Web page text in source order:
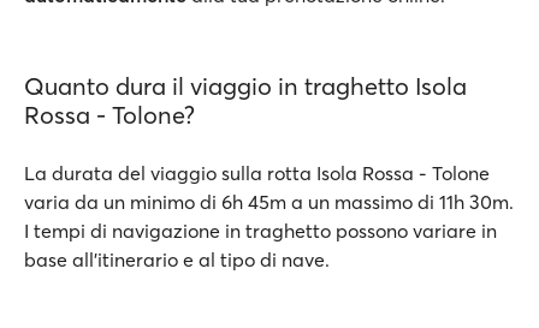
Quanto dura il viaggio in traghetto Isola
Rossa - Tolone?
La durata del viaggio sulla rotta Isola Rossa - Tolone
varia da un minimo di 6h 45m a un massimo di 11h 30m.
I tempi di navigazione in traghetto possono variare in
base all’itinerario e al tipo di nave.